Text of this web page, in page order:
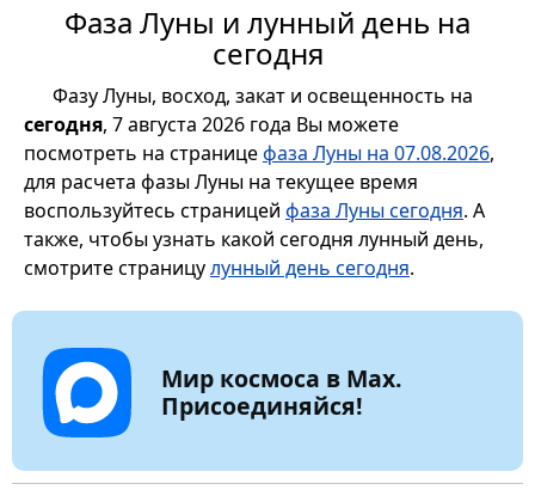
Фаза Луны и лунный день на
сегодня
Фазу Луны, восход, закат и освещенность на
сегодня, 7 августа 2026 года Вы можете
посмотреть на страницефаза Луны на 07.08.2026,
для расчета фазы Луны на текущее время
воспользуйтесь страницей фаза Луны сегодня. А
также, чтобы узнать какой сегодня лунный день,
смотрите страницулунный день сегодня.
Мир космоса в Max.
Присоединяйся!